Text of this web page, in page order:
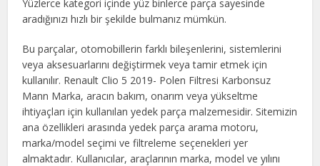
Yüzlerce kategori içinde yüz binlerce parça sayesinde
aradığınızı hızlı bir şekilde bulmanız mümkün.
Bu parçalar, otomobillerin farklı bileşenlerini, sistemlerini
veya aksesuarlarını değiştirmek veya tamir etmek için
kullanılır. Renault Clio 5 2019- Polen Filtresi Karbonsuz
Mann Marka, aracın bakım, onarım veya yükseltme
ihtiyaçları için kullanılan yedek parça malzemesidir. Sitemizin
ana özellikleri arasında yedek parça arama motoru,
marka/model seçimi ve filtreleme seçenekleri yer
almaktadır. Kullanıcılar, araçlarının marka, model ve yılını